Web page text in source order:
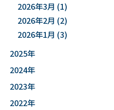
#”オットセイ”のブロニー君
#３Dデータ
#まちの記憶を残し隊
#文理融合
2026年3月 (1)
2026年2月 (2)
2026年1月 (3)
2025年
2024年
2023年
2022年